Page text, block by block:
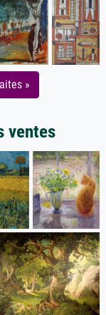
»
ventes